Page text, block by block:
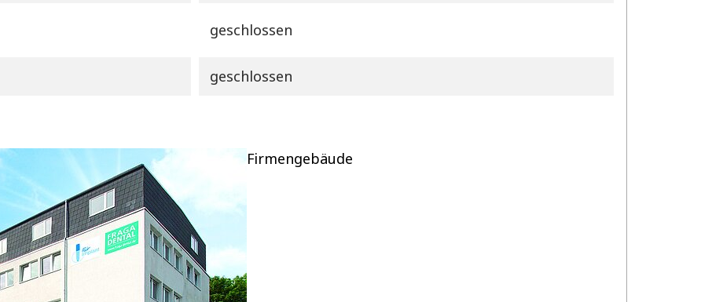
geschlossen
geschlossen
Firmengebäude